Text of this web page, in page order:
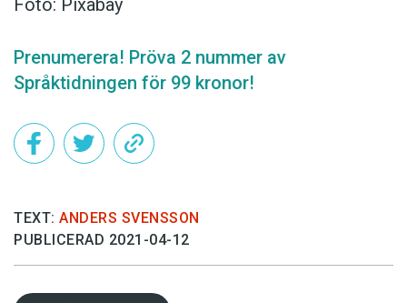
Prenumerera! Pröva 2 nummer av
Språktidningen för 99 kronor!
TEXT: ANDERS SVENSSON
PUBLICERAD 2021-04-12